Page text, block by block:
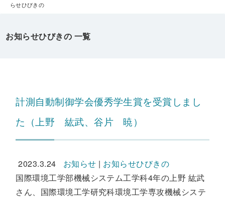
らせひびきの
お知らせひびきの 一覧
計測自動制御学会優秀学生賞を受賞しまし
た（上野 紘武、谷片 暁）
2023.3.24 お知らせ | お知らせひびきの
国際環境工学部機械システム工学科4年の上野 紘武
さん、国際環境工学研究科環境工学専攻機械システ